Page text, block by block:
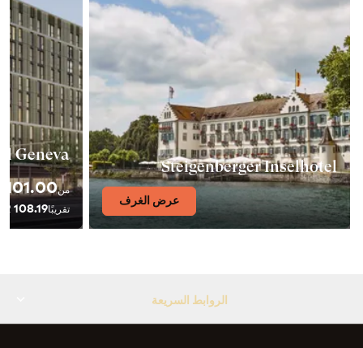
Steigenberger Inselhotel
عرض الغرف
Geneva
من101.00 CHF
تقريبًا108.19 EUR
الروابط السريعة